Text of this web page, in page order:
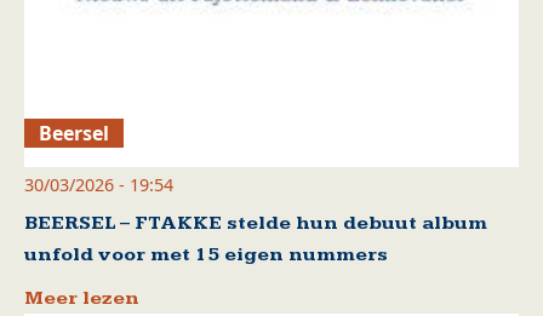
Beersel
30/03/2026 - 19:54
BEERSEL – FTAKKE stelde hun debuut album
unfold voor met 15 eigen nummers
Meer lezen